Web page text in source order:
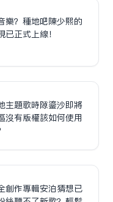
樂？種地吧陳少熙的
正式上線！
主題歌時隙鎏沙即將
沒有版權該如何使用
創作專輯安泊猜想已